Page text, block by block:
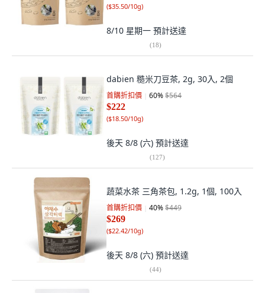
($35.50/10g)
8/10 星期一 預計送達
(18)
dabien 糙米刀豆茶, 2g, 30入, 2個
首購折扣價 60%$564
$222
($18.50/10g)
後天 8/8 (六) 預計送達
(127)
蔬菜水茶 三角茶包, 1.2g, 1個, 100入
首購折扣價 40%$449
$269
($22.42/10g)
後天 8/8 (六) 預計送達
(44)